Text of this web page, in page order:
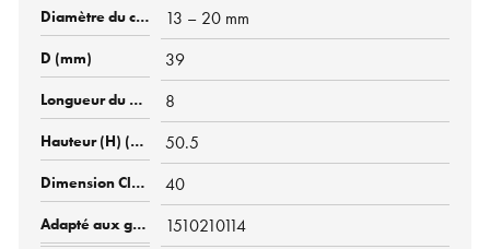
13 – 20 mm
39
8
50.5
40
1510210114